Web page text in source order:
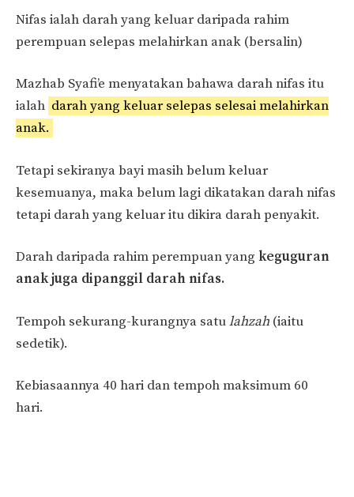
Nifas ialah darah yang keluar daripada rahim
perempuan selepas melahirkan anak (bersalin)
Mazhab Syafi’e menyatakan bahawa darah nifas itu
ialah darah yang keluar selepas selesai melahirkan
anak.
Tetapi sekiranya bayi masih belum keluar
kesemuanya, maka belum lagi dikatakan darah nifas
tetapi darah yang keluar itu dikira darah penyakit.
Darah daripada rahim perempuan yang keguguran
anak juga dipanggil darah nifas.
Tempoh sekurang-kurangnya satulahzah (iaitu
sedetik).
Kebiasaannya 40 hari dan tempoh maksimum 60
hari.